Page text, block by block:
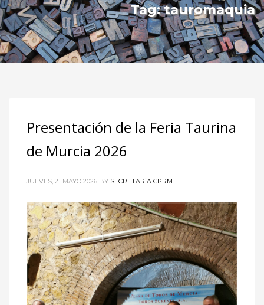
Tag: tauromaquia
Presentación de la Feria Taurina
de Murcia 2026
JUEVES, 21 MAYO 2026 BY SECRETARÍA CPRM